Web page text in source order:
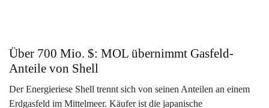
Über 700 Mio. $: MOL übernimmt Gasfeld-
Anteile von Shell
Der Energieriese Shell trennt sich von seinen Anteilen an einem
Erdgasfeld im Mittelmeer. Käufer ist die japanische